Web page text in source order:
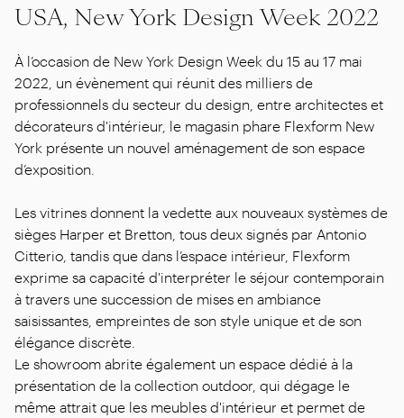
USA, New York Design Week 2022
À l’occasion de New York Design Week du 15 au 17 mai
2022, un évènement qui réunit des milliers de
professionnels du secteur du design, entre architectes et
décorateurs d'intérieur, le magasin phare Flexform New
York présente un nouvel aménagement de son espace
d’exposition.
Les vitrines donnent la vedette aux nouveaux systèmes de
sièges Harper et Bretton, tous deux signés par Antonio
Citterio, tandis que dans l’espace intérieur, Flexform
exprime sa capacité d'interpréter le séjour contemporain
à travers une succession de mises en ambiance
saisissantes, empreintes de son style unique et de son
élégance discrète.
Le showroom abrite également un espace dédié à la
présentation de la collection outdoor, qui dégage le
même attrait que les meubles d'intérieur et permet de